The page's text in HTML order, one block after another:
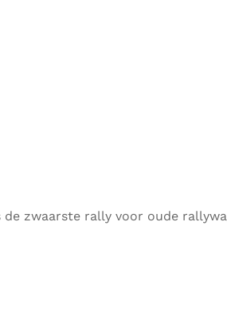
zwaarste rally voor oude